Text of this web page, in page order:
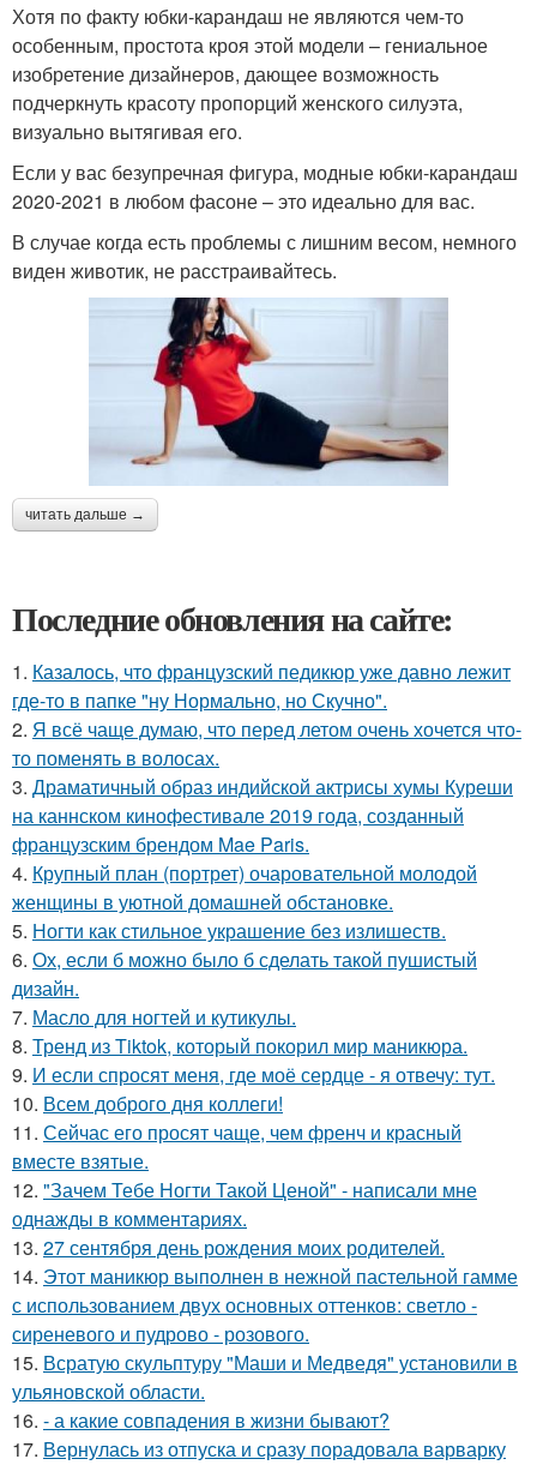
Хотя по факту юбки-карандаш не являются чем-то
особенным, простота кроя этой модели – гениальное
изобретение дизайнеров, дающее возможность
подчеркнуть красоту пропорций женского силуэта,
визуально вытягивая его.
Если у вас безупречная фигура, модные юбки-карандаш
2020-2021 в любом фасоне – это идеально для вас.
В случае когда есть проблемы с лишним весом, немного
виден животик, не расстраивайтесь.
читать дальше →
Последние обновления на сайте:
1. Казалось, что французский педикюр уже давно лежит
где-то в папке "ну Нормально, но Скучно".
2. Я всё чаще думаю, что перед летом очень хочется что-
то поменять в волосах.
3. Драматичный образ индийской актрисы хумы Куреши
на каннском кинофестивале 2019 года, созданный
французским брендом Mae Paris.
4. Крупный план (портрет) очаровательной молодой
женщины в уютной домашней обстановке.
5. Ногти как стильное украшение без излишеств.
6. Ох, если б можно было б сделать такой пушистый
дизайн.
7. Масло для ногтей и кутикулы.
8. Тренд из Tiktok, который покорил мир маникюра.
9. И если спросят меня, где моё сердце - я отвечу: тут.
10. Всем доброго дня коллеги!
11. Сейчас его просят чаще, чем френч и красный
вместе взятые.
12. "Зачем Тебе Ногти Такой Ценой" - написали мне
однажды в комментариях.
13. 27 сентября день рождения моих родителей.
14. Этот маникюр выполнен в нежной пастельной гамме
с использованием двух основных оттенков: светло -
сиреневого и пудрово - розового.
15. Всратую скульптуру "Маши и Медведя" установили в
ульяновской области.
16. - а какие совпадения в жизни бывают?
17. Вернулась из отпуска и сразу порадовала варварку